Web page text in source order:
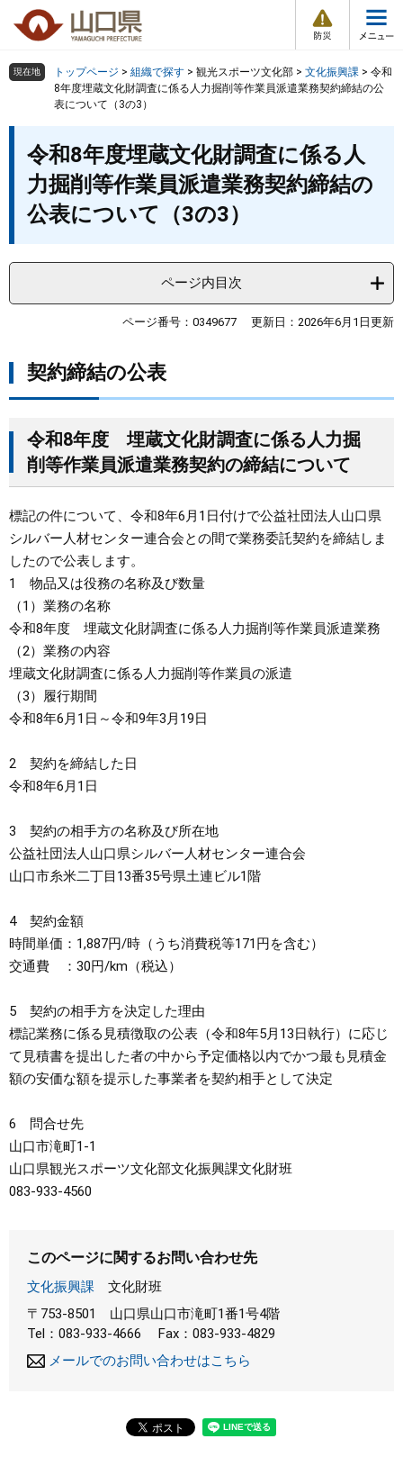
の
で
ー
ば
情
報
メ
ュ
組織で探す
トップページ
まちづくり
県政情報
検索の仕方 組織で探す サイトマップで探す
現在地 トップページ > 組織で探す > 観光スポーツ文化部 > 文化振興課 > 令和
8年度埋蔵文化財調査に係る人力掘削等作業員派遣業務契約締結の公
表について（3の3）
令和8年度埋蔵文化財調査に係る人
力掘削等作業員派遣業務契約締結の
公表について（3の3）
ページ内目次
ページ番号：0349677 更新日：2026年6月1日更新
契約締結の公表
令和8年度 埋蔵文化財調査に係る人力掘
削等作業員派遣業務契約の締結について
標記の件について、令和8年6月1日付けで公益社団法人山口県
シルバー人材センター連合会との間で業務委託契約を締結しま
したので公表します。
1 物品又は役務の名称及び数量
（1）業務の名称
令和8年度 埋蔵文化財調査に係る人力掘削等作業員派遣業務
（2）業務の内容
埋蔵文化財調査に係る人力掘削等作業員の派遣
（3）履行期間
令和8年6月1日～令和9年3月19日
2 契約を締結した日
令和8年6月1日
3 契約の相手方の名称及び所在地
公益社団法人山口県シルバー人材センター連合会
山口市糸米二丁目13番35号県土連ビル1階
4 契約金額
時間単価：1,887円/時（うち消費税等171円を含む）
交通費 ：30円/km（税込）
5 契約の相手方を決定した理由
標記業務に係る見積徴取の公表（令和8年5月13日執行）に応じ
て見積書を提出した者の中から予定価格以内でかつ最も見積金
額の安価な額を提示した事業者を契約相手として決定
6 問合せ先
山口市滝町1-1
山口県観光スポーツ文化部文化振興課文化財班
083-933-4560
このページに関するお問い合わせ先
文化振興課
文化財班
〒753-8501
山口県山口市滝町1番1号4階
Tel：083-933-4666
Fax：083-933-4829
メールでのお問い合わせはこちら